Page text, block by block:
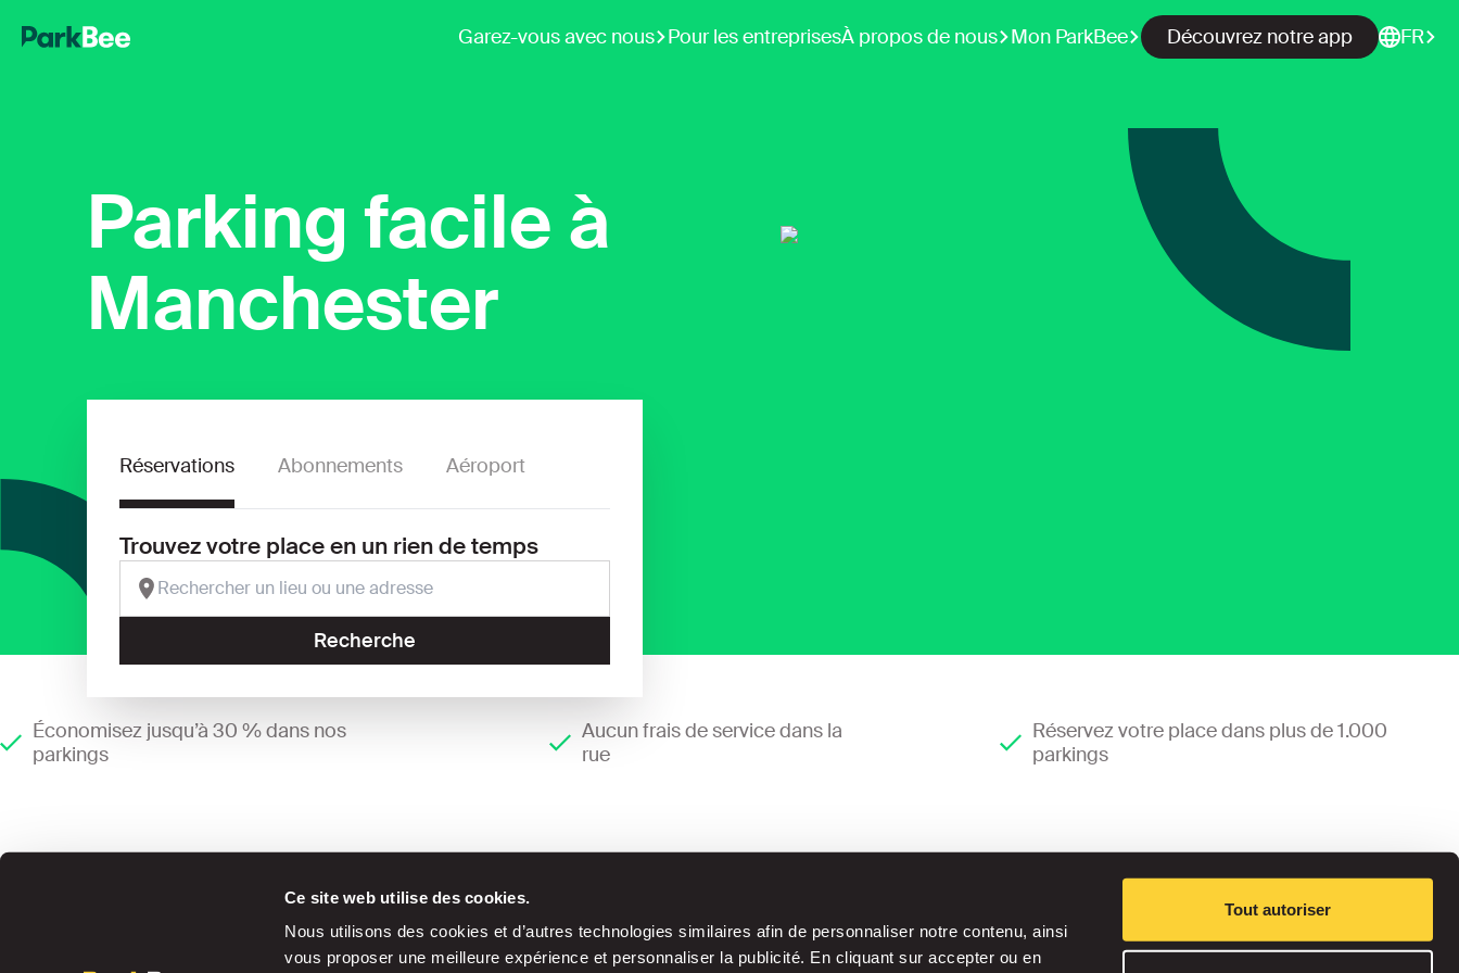
Ce site web utilise des cookies.
Nous utilisons des cookies et d’autres technologies similaires afin de personnaliser notre contenu, ainsi
vous proposer une meilleure expérience et personnaliser la publicité. En cliquant sur accepter ou en
Tout autoriser
Garez-vous avec nous Pour les entreprisesÀ propos de nous Mon ParkBee Découvrez notre app FR
Parking facile à
Manchester
Réservations Abonnements Aéroport
Trouvez votre place en un rien de temps
Recherche
Économisez jusqu’à 30 % dans nos
parkings
Aucun frais de service dans la
rue
Réservez votre place dans plus de 1.000
parkings